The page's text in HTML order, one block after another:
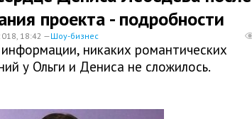
проекта - подробности
18:42 —Шоу-бизнес
никаких романтических
у Ольги и Дениса не сложилось.